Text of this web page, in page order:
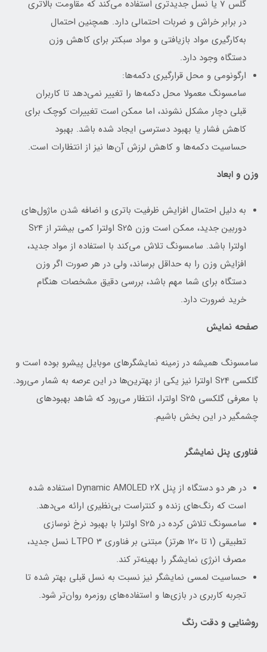
گلس 7 یا نسل جدیدتری استفاده می‌کند که مقاومت بالاتری
در برابر خراش و ضربات احتمالی دارد. همچنین احتمال
به‌کارگیری مواد بازیافتی و مواد سبکتر برای کاهش وزن
دستگاه وجود دارد.
ارگونومی و محل قرارگیری دکمه‌ها:
سامسونگ معمولا محل دکمه‌ها را تغییر نمی‌دهد تا کاربران
قبلی دچار مشکل نشوند، اما ممکن است تغییرات کوچک برای
کاهش فشار یا بهبود دسترسی ایجاد شده باشد. بهبود
حساسیت دکمه‌ها و کاهش لرزش آن‌ها نیز از انتظارات است.
وزن و ابعاد
به دلیل احتمال افزایش ظرفیت باتری و اضافه شدن ماژول‌های
دوربین جدید، ممکن است وزن S25 اولترا کمی بیشتر از S24
اولترا باشد. سامسونگ تلاش می‌کند با استفاده از مواد جدید،
افزایش وزن را به حداقل برساند، ولی در هر صورت اگر وزن
دستگاه برای شما مهم باشد، بررسی دقیق مشخصات هنگام
خرید ضرورت دارد.
صفحه نمایش
سامسونگ همیشه در زمینه نمایشگرهای موبایل پیشرو بوده است و
گلکسی S24 اولترا نیز یکی از بهترین‌ها در این عرصه به شمار می‌رود.
با معرفی گلکسی S25 اولترا، انتظار می‌رود که شاهد بهبودهای
چشمگیر در این بخش باشیم.
فناوری پنل نمایشگر
در هر دو دستگاه از پنل Dynamic AMOLED 2X استفاده شده
است که رنگ‌های زنده و کنتراست بی‌نظیری ارائه می‌دهد.
سامسونگ تلاش کرده در S25 اولترا با بهبود نرخ نوسازی
تطبیقی (1 تا 120 هرتز) مبتنی بر فناوری LTPO 3 نسل جدید،
مصرف انرژی نمایشگر را بهینه‌تر کند.
حساسیت لمسی نمایشگر نیز نسبت به نسل قبلی بهتر شده تا
تجربه کاربری در بازی‌ها و استفاده‌های روزمره روان‌تر شود.
روشنایی و دقت رنگ